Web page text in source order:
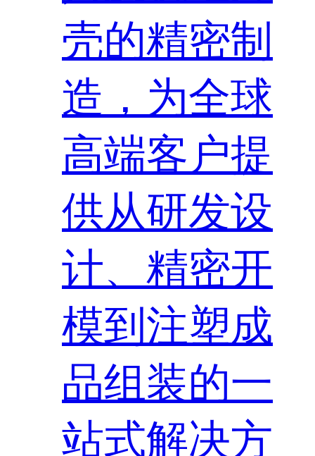
壳的精密制
造，为全球
高端客户提
供从研发设
计、精密开
模到注塑成
品组装的一
站式解决方